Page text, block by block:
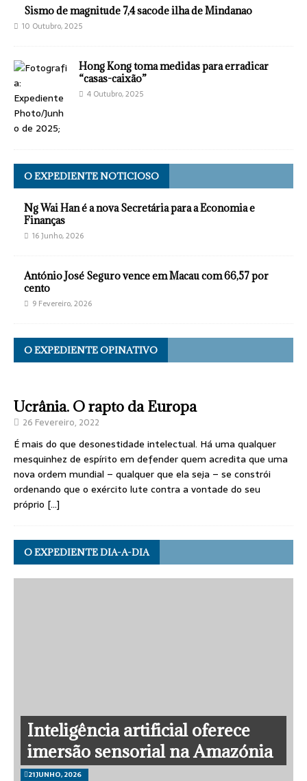
Sismo de magnitude 7,4 sacode ilha de Mindanao
10 Outubro, 2025
Hong Kong toma medidas para erradicar
“casas-caixão”
4 Outubro, 2025
O EXPEDIENTE NOTICIOSO
Ng Wai Han é a nova Secretária para a Economia e
Finanças
16 Junho, 2026
António José Seguro vence em Macau com 66,57 por
cento
9 Fevereiro, 2026
O EXPEDIENTE OPINATIVO
Ucrânia. O rapto da Europa
26 Fevereiro, 2022
É mais do que desonestidade intelectual. Há uma qualquer
mesquinhez de espírito em defender quem acredita que uma
nova ordem mundial – qualquer que ela seja – se constrói
ordenando que o exército lute contra a vontade do seu
próprio […]
O EXPEDIENTE DIA-A-DIA
Inteligência artificial oferece
imersão sensorial na Amazónia
21 JUNHO, 2026